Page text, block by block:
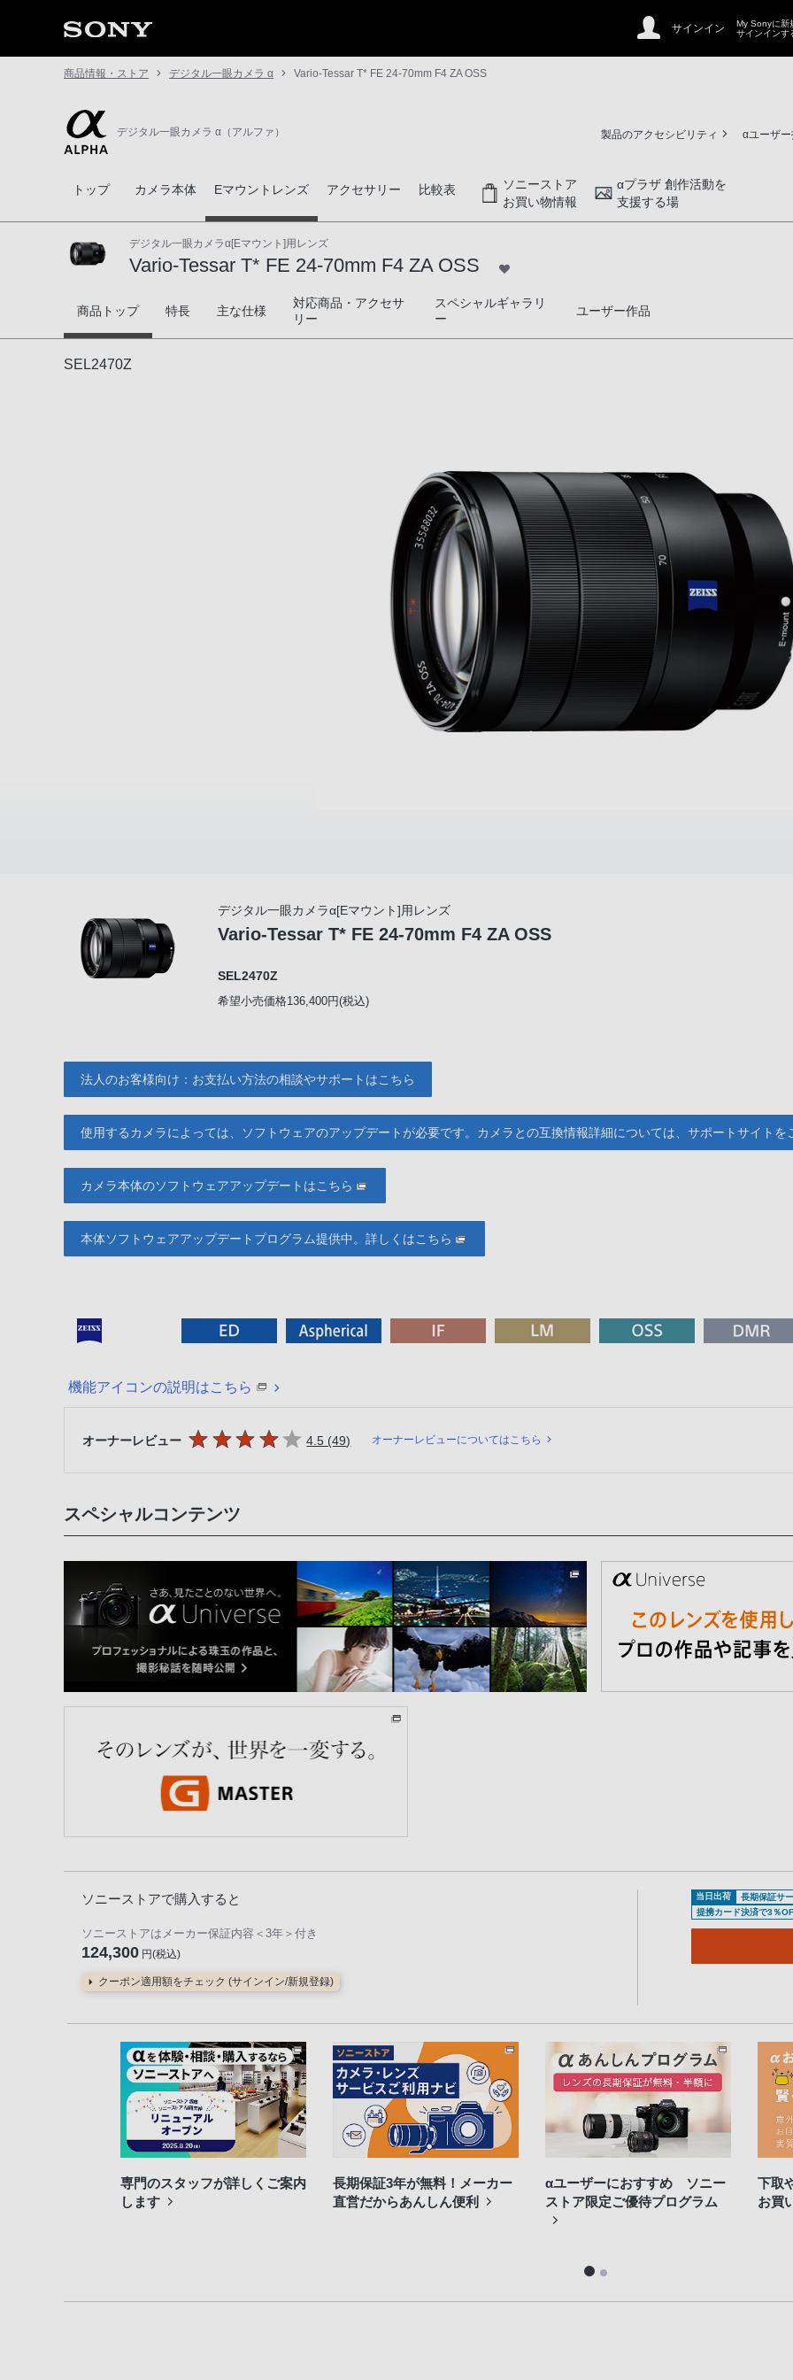
サインイン
My Sonyに新
サインインす
商品情報・ストア デジタル一眼カメラ α Vario-Tessar T* FE 24-70mm F4 ZA OSS
デジタル一眼カメラ α（アルファ） 製品のアクセシビリティ αユーザ
トップ カメラ本体 Eマウントレンズ アクセサリー 比較表
ソニーストア
お買い物情報
αプラザ 創作活動を
支援する場
デジタル一眼カメラα[Eマウント]用レンズ
Vario-Tessar T* FE 24-70mm F4 ZA OSS
Vario-Tessar T* FE 24-70mm F4 ZA OSS
商品トップ 特長 主な仕様
対応商品・アクセサ
リー
スペシャルギャラリ
ー
ユーザー作品
SEL2470Z
デジタル一眼カメラα[Eマウント]用レンズ
Vario-Tessar T* FE 24-70mm F4 ZA OSS
SEL2470Z
希望小売価格136,400円(税込)
法人のお客様向け：お支払い方法の相談やサポートはこちら
使用するカメラによっては、ソフトウェアのアップデートが必要です。カメラとの互換情報詳細については、サポートサイトを
カメラ本体のソフトウェアアップデートはこちら
本体ソフトウェアアップデートプログラム提供中。詳しくはこちら
機能アイコンの説明はこちら
オーナーレビュー 5つの星のうち
4.5 (49件のレビュー
) オーナーレビューについてはこちら
スペシャルコンテンツ
ソニーストアで購入すると
ソニーストアはメーカー保証内容 ＜3年＞ 付き
124,300 円(税込)
クーポン適用額をチェック (サインイン/新規登録)
当日出荷 長期保証サ
提携カード決済で3％
専門のスタッフが詳しくご案内
します
長期保証3年が無料！メーカー
直営だからあんしん便利
αユーザーにおすすめ ソニー
ストア限定ご優待プログラム
下取
お買